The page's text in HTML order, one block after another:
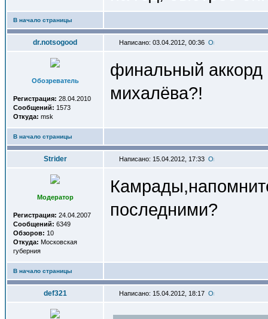
В начало страницы
dr.notsogood Написано: 03.04.2012, 00:36
Обозреватель
Регистрация: 28.04.2010
Сообщений: 1573
Откуда: msk
финальный
михалёва?!
В начало страницы
Strider Написано: 15.04.2012, 17:33
Модератор
Регистрация: 24.04.2007
Сообщений: 6349
Обзоров: 10
Откуда: Московская
губерния
последними?
В начало страницы
def321 Написано: 15.04.2012, 18:17